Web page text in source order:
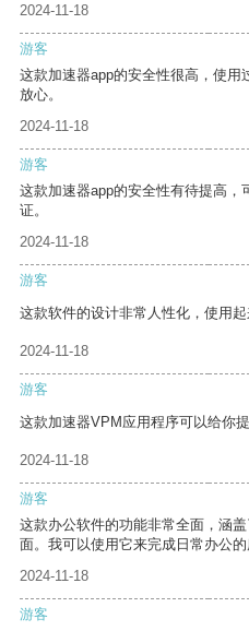
2024-11-18
游客
这款加速器app的安全性很高，使用
放心。
2024-11-18
游客
这款加速器app的安全性有待提高
证。
2024-11-18
游客
这款软件的设计非常人性化，使用起
2024-11-18
游客
这款加速器VPM应用程序可以给你
2024-11-18
游客
这款办公软件的功能非常全面，涵
面。我可以使用它来完成日常办公的
2024-11-18
游客